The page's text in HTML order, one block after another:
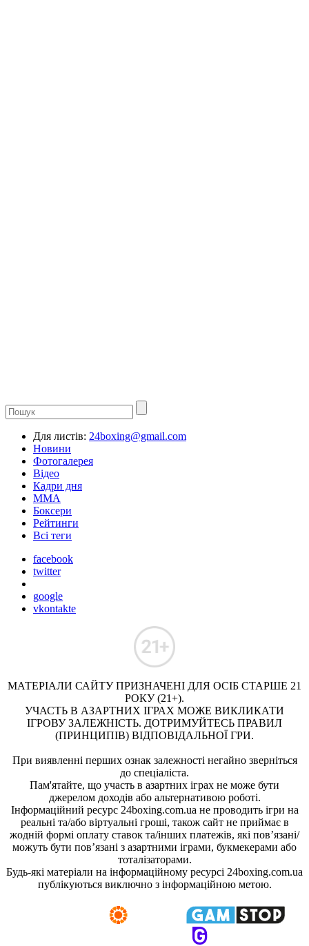
Для листів: 24boxing@gmail.com
Новини
Фотогалерея
Відео
Кадри дня
ММА
Боксери
Рейтинги
Всі теги
facebook
twitter
google
vkontakte
МАТЕРІАЛИ САЙТУ ПРИЗНАЧЕНІ ДЛЯ ОСІБ СТАРШЕ 21
РОКУ (21+).
УЧАСТЬ В АЗАРТНИХ ІГРАХ МОЖЕ ВИКЛИКАТИ
ІГРОВУ ЗАЛЕЖНІСТЬ. ДОТРИМУЙТЕСЬ ПРАВИЛ
(ПРИНЦИПІВ) ВІДПОВІДАЛЬНОЇ ГРИ.
При виявленні перших ознак залежності негайно зверніться
до спеціаліста.
Пам'ятайте, що участь в азартних іграх не може бути
джерелом доходів або альтернативою роботі.
Інформаційний ресурс 24boxing.com.ua не проводить ігри на
реальні та/або віртуальні гроші, також сайт не приймає в
жодній формі оплату ставок та/інших платежів, які пов’язані/
можуть бути пов’язані з азартними іграми, букмекерами або
тоталізаторами.
Будь-які матеріали на інформаційному ресурсі 24boxing.com.ua
публікуються виключно з інформаційною метою.